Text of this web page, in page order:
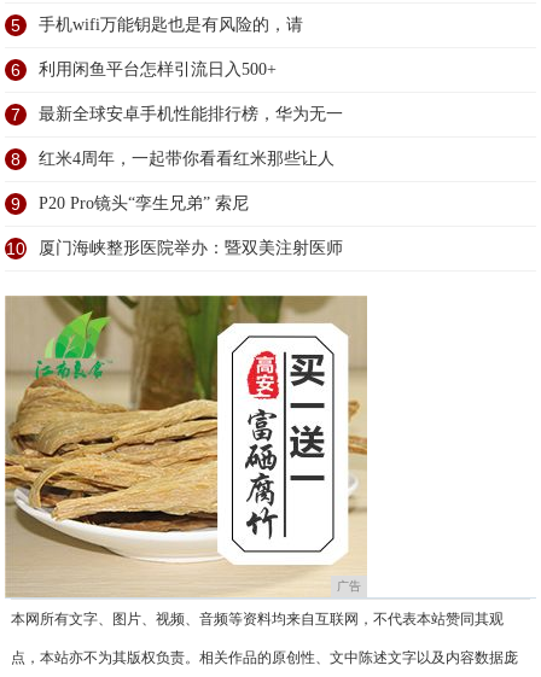
5 手机wifi万能钥匙也是有风险的，请
6 利用闲鱼平台怎样引流日入500+
7 最新全球安卓手机性能排行榜，华为无一
8 红米4周年，一起带你看看红米那些让人
9 P20 Pro镜头“孪生兄弟” 索尼
10 厦门海峡整形医院举办：暨双美注射医师
广告
本网所有文字、图片、视频、音频等资料均来自互联网，不代表本站赞同其观
点，本站亦不为其版权负责。相关作品的原创性、文中陈述文字以及内容数据庞